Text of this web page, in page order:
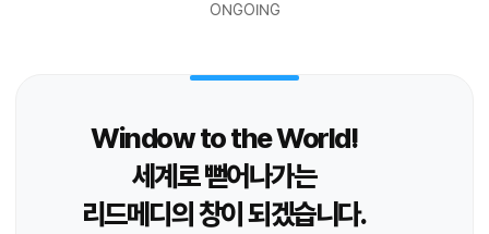
ONGOING
Window to the World!
세계로 뻗어나가는
리드메디의 창이 되겠습니다.